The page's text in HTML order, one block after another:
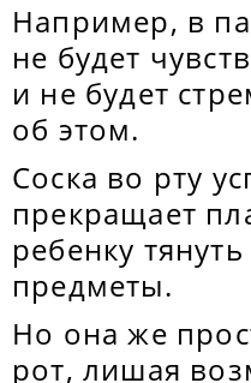
Например, в
не будет
и не будет
об этом.
Соска во рту
прекращает
ребенку
предметы.
Но она же
рот, лишая